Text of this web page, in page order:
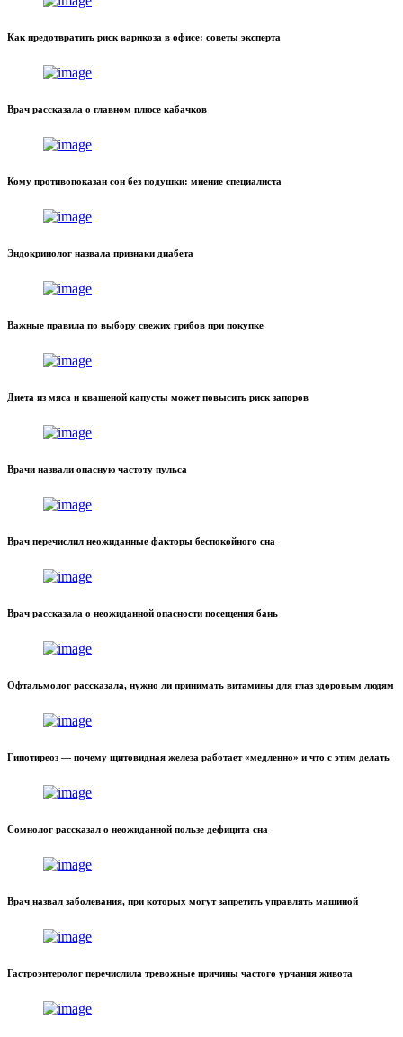
Как предотвратить риск варикоза в офисе: советы эксперта
Врач рассказала о главном плюсе кабачков
Кому противопоказан сон без подушки: мнение специалиста
Эндокринолог назвала признаки диабета
Важные правила по выбору свежих грибов при покупке
Диета из мяса и квашеной капусты может повысить риск запоров
Врачи назвали опасную частоту пульса
Врач перечислил неожиданные факторы беспокойного сна
Врач рассказала о неожиданной опасности посещения бань
Офтальмолог рассказала, нужно ли принимать витамины для глаз здоровым людям
Гипотиреоз — почему щитовидная железа работает «медленно» и что с этим делать
Сомнолог рассказал о неожиданной пользе дефицита сна
Врач назвал заболевания, при которых могут запретить управлять машиной
Гастроэнтеролог перечислила тревожные причины частого урчания живота